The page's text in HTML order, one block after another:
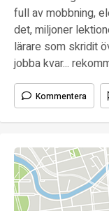
full av mobbning,
det, miljoner
lärare som skridit
jobba kvar...
Kommentera